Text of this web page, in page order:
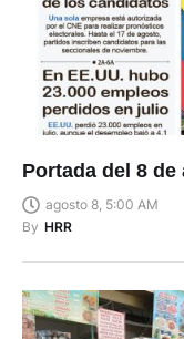
Portada del 8 de
agosto 8, 5:00 AM
By HRR